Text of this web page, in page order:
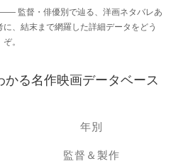
監督・俳優別で辿る、洋画ネタバレあ
、結末まで網羅した詳細データをどう
ぞ。
る名作映画データベース
年別
監督＆製作